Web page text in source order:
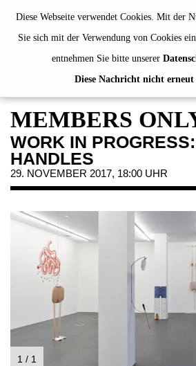
Diese Webseite verwendet Cookies. Mit der
Sie sich mit der Verwendung von Cookies
entnehmen Sie bitte unserer
Diese Nachricht nicht erneut
AUSSTELLUNGEN
VERANSTALTUNGEN
JAHRESGABEN
PUBLIKATIONEN
ÜBER UNS
MITGLIEDSCHAFT
NEWSLETTER
INSTAGRAM
PARTNER
IMPRESSUM
MEMBERS
WORK IN
HANDLES
29. NOVEMBER 2017, 18:00 UHR
1 / 1